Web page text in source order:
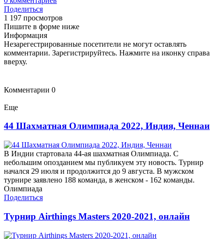
Поделиться
1 197 просмотров
Пишите в форме ниже
Информация
Незарегестрированные посетители не могут оставлять
комментарии. Зарегистрируйтесь. Нажмите на иконку справа
вверху.
Комментарии 0
Еще
44 Шахматная Олимпиада 2022, Индия, Ченнаи
В Индии стартовала 44-ая шахматная Олимпиада. С
небольшим опозданием мы публикуем эту новость. Турнир
начался 29 июля и продолжится до 9 августа. В мужском
турнире заявлено 188 команда, в женском - 162 команды.
Олимпиада
Поделиться
Турнир Airthings Masters 2020-2021, онлайн